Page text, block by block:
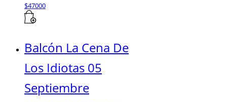
$47000
Balcón La Cena De
Los Idiotas 05
Septiembre